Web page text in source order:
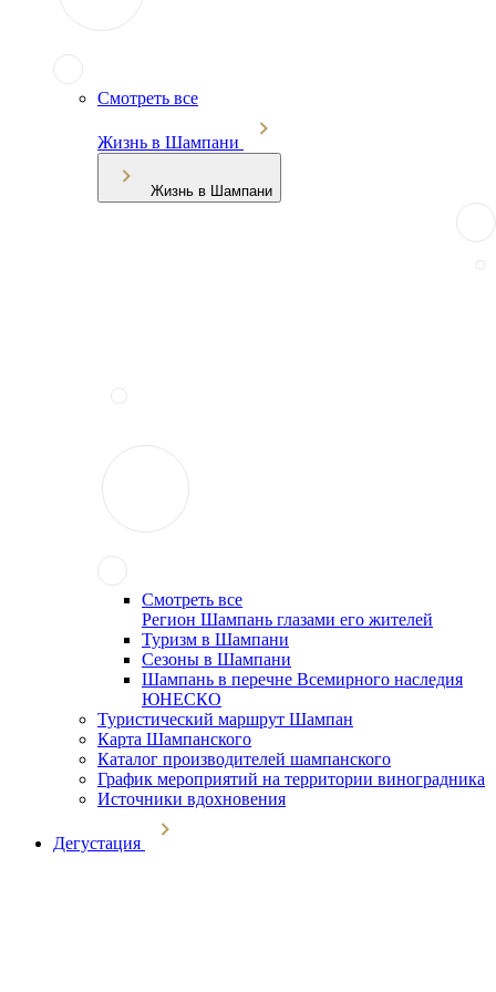
Смотреть все
Жизнь в Шампани
Жизнь в Шампани
Смотреть все
Регион Шампань глазами его жителей
Туризм в Шампани
Сезоны в Шампани
Шампань в перечне Всемирного наследия
ЮНЕСКО
Туристический маршрут Шампан
Карта Шампанского
Каталог производителей шампанского
График мероприятий на территории виноградника
Источники вдохновения
Дегустация